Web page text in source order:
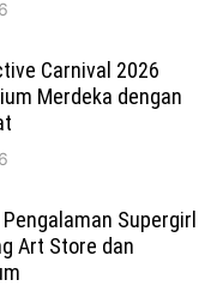
Carnival 2026
Merdeka dengan
Supergirl
Art Store dan